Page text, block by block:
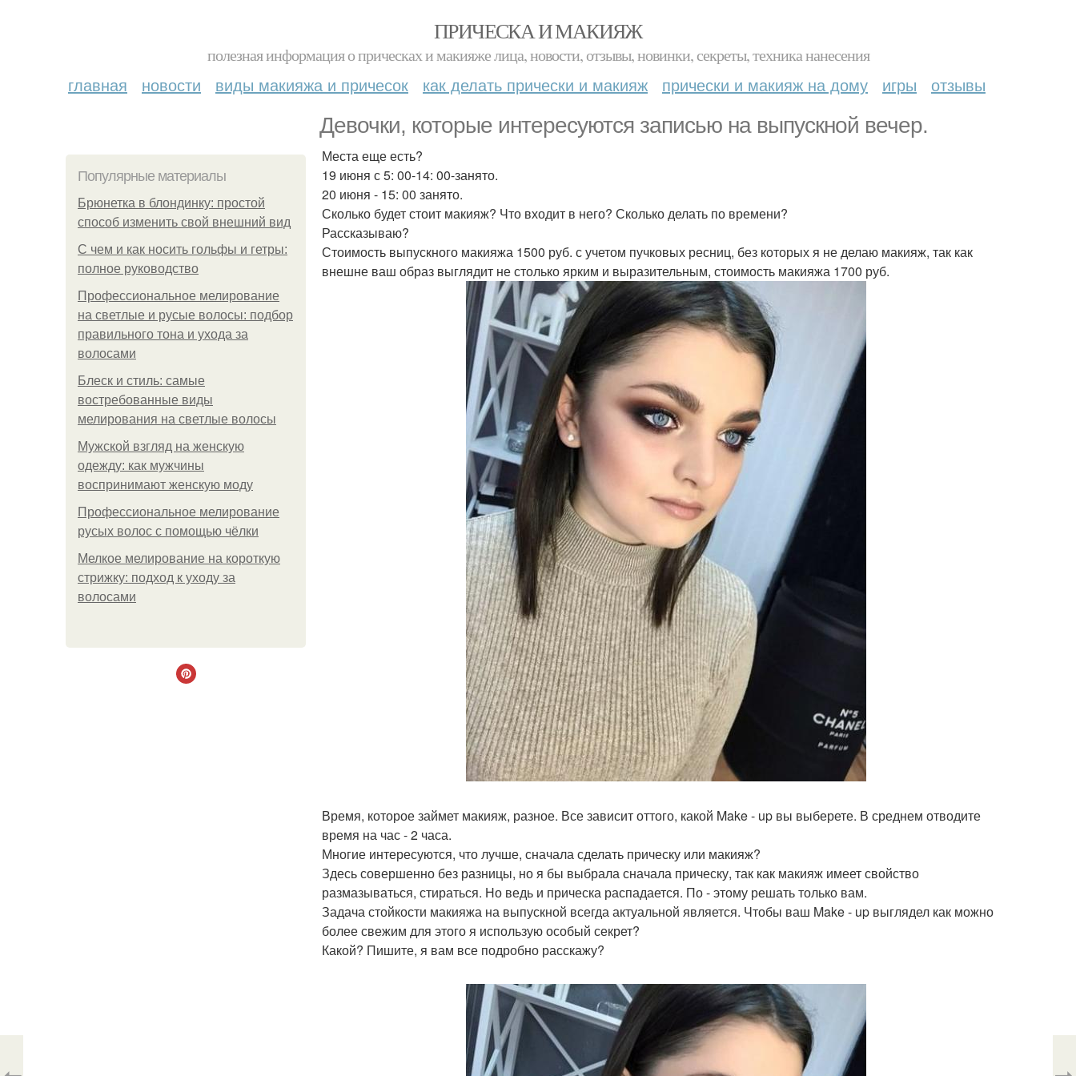
ПРИЧЕСКА И МАКИЯЖ
полезная информация о прическах и макияже лица, новости, отзывы, новинки, секреты, техника нанесения
главная новости виды макияжа и причесок как делать прически и макияж прически и макияж на дому игры отзывы
Девочки, которые интересуются записью на выпускной вечер.
Популярные материалы
Брюнетка в блондинку: простой
способ изменить свой внешний вид
С чем и как носить гольфы и гетры:
полное руководство
Профессиональное мелирование
на светлые и русые волосы: подбор
правильного тона и ухода за
волосами
Блеск и стиль: самые
востребованные виды
мелирования на светлые волосы
Мужской взгляд на женскую
одежду: как мужчины
воспринимают женскую моду
Профессиональное мелирование
русых волос с помощью чёлки
Мелкое мелирование на короткую
стрижку: подход к уходу за
волосами
Места еще есть?
19 июня с 5: 00-14: 00-занято.
20 июня - 15: 00 занято.
Сколько будет стоит макияж? Что входит в него? Сколько делать по времени?
Рассказываю?
Стоимость выпускного макияжа 1500 руб. с учетом пучковых ресниц, без которых я не делаю макияж, так как
внешне ваш образ выглядит не столько ярким и выразительным, стоимость макияжа 1700 руб.
Время, которое займет макияж, разное. Все зависит оттого, какой Make - up вы выберете. В среднем отводите
время на час - 2 часа.
Многие интересуются, что лучше, сначала сделать прическу или макияж?
Здесь совершенно без разницы, но я бы выбрала сначала прическу, так как макияж имеет свойство
размазываться, стираться. Но ведь и прическа распадается. По - этому решать только вам.
Задача стойкости макияжа на выпускной всегда актуальной является. Чтобы ваш Make - up выглядел как можно
более свежим для этого я использую особый секрет?
Какой? Пишите, я вам все подробно расскажу?